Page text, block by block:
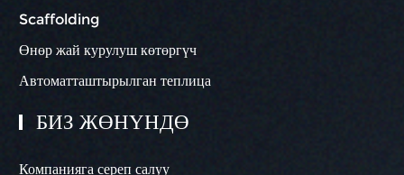
Scaffolding
Өнөр жай курулуш көтөргүч
Автоматташтырылган теплица
БИЗ ЖӨНҮНДӨ
Компанияга сереп салуу